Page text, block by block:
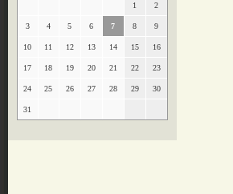
1 2
3 4 5 6 7 8 9
10 11 12 13 14 15 16
17 18 19 20 21 22 23
24 25 26 27 28 29 30
31